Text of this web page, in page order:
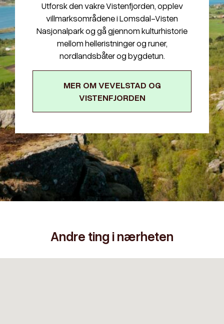
Utforsk den vakre Vistenfjorden, opplev
villmarksområdene i Lomsdal-Visten
Nasjonalpark og gå gjennom kulturhistorie
mellom helleristninger og runer,
nordlandsbåter og bygdetun.
MER OM VEVELSTAD OG
VISTENFJORDEN
Andre ting i nærheten